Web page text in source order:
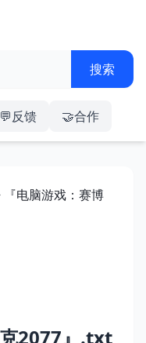
💬反馈 🤝合作
『电脑游戏：赛博
克2077』.txt